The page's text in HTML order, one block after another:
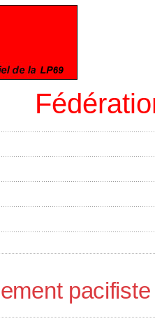
pacifiste